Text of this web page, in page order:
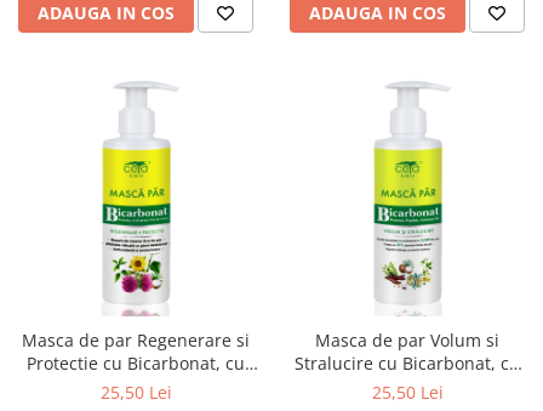
ADAUGA IN COS ADAUGA IN COS
Masca de par Regenerare si
Protectie cu Bicarbonat, cu
pompita, 200 ml
25,50 Lei
Masca de par Volum si
Stralucire cu Bicarbonat, cu
Pompita, 200 ml
25,50 Lei